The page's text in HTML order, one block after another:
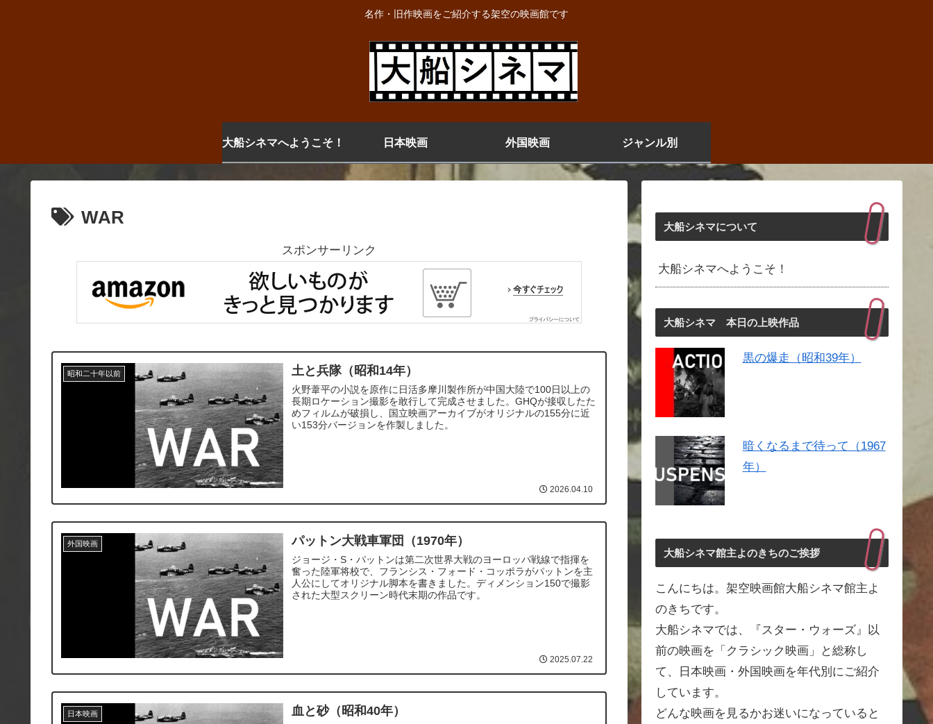
名作・旧作映画をご紹介する架空の映画館です
大船シネマへようこそ！ 日本映画 外国映画 ジャンル別
WAR
スポンサーリンク
昭和二十年以前 土と兵隊（昭和14年）
火野葦平の小説を原作に日活多摩川製作所が中国大陸で100日以上の
長期ロケーション撮影を敢行して完成させました。GHQが接収したた
めフィルムが破損し、国立映画アーカイブがオリジナルの155分に近
い153分バージョンを作製しました。
2026.04.10
外国映画 パットン大戦車軍団（1970年）
ジョージ・S・パットンは第二次世界大戦のヨーロッパ戦線で指揮を
奮った陸軍将校で、フランシス・フォード・コッポラがパットンを主
人公にしてオリジナル脚本を書きました。ディメンション150で撮影
された大型スクリーン時代末期の作品です。
2025.07.22
日本映画 血と砂（昭和40年）
大船シネマについて
大船シネマへようこそ！
大船シネマ 本日の上映作品
黒の爆走（昭和39年）
暗くなるまで待って（1967
年）
大船シネマ館主よのきちのご挨拶
こんにちは。架空映画館大船シネマ館主よ
のきちです。
大船シネマでは、『スター・ウォーズ』以
前の映画を「クラシック映画」と総称し
て、日本映画・外国映画を年代別にご紹介
しています。
どんな映画を見るかお迷いになっていると